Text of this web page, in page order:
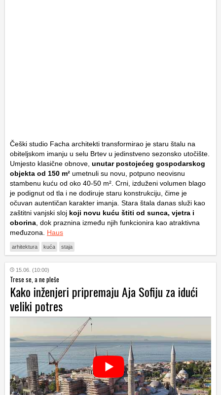
Češki studio Facha architekti transformirao je staru štalu na
obiteljskom imanju u selu Brtev u jedinstveno sezonsko utočište.
Umjesto klasične obnove, unutar postojećeg gospodarskog
objekta od 150 m² umetnuli su novu, potpuno neovisnu
stambenu kuću od oko 40-50 m². Crni, izduženi volumen blago
je podignut od tla i ne dodiruje staru konstrukciju, čime je
očuvan autentičan karakter imanja. Stara štala danas služi kao
zaštitni vanjski sloj koji novu kuću štiti od sunca, vjetra i
oborina, dok praznina između njih funkcionira kao atraktivna
međuzona. Haus
arhitektura kuća staja
15.06. (10:00)
Trese se, a ne pleše
Kako inženjeri pripremaju Aja Sofiju za idući
veliki potres